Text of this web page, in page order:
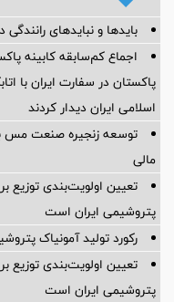
بایدها و نبایدهای رانندگی در شهر
اجماع کم‌سابقه کابینه
پاکستان در سفارت ایران با
اسلامی ایران دیدار کردند
توسعه زنجیره صنعت مس
مالی
تعیین اولویت‌بندی توزیع
پتروشیمی ایران است
رکورد تولید آمونیاک
تعیین اولویت‌بندی توزیع
پتروشیمی ایران است